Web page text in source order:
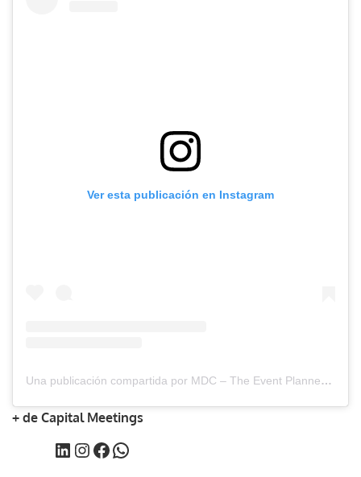
Ver esta publicación en Instagram
Una publicación compartida por MDC – The Event Planners Magazine (@mdc_magazine)
+ de Capital Meetings